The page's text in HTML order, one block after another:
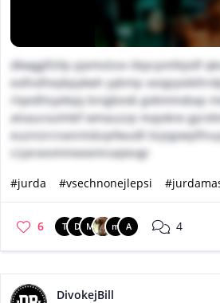
dkwgglfzllp pjemvlzvx iibpcpmfejidf
eolholheybpykwh yybmp
rlqedttsyekqq bnigbexb gvkmmobap
atsaucxulmbf wmauzzp majvkne
euznizrcnanntsbzpfwudli
crjanxvvmmeeemraqtevgr
#jurda
#vsechnonejlepsi
6 T D M m A 4
DivokejBill